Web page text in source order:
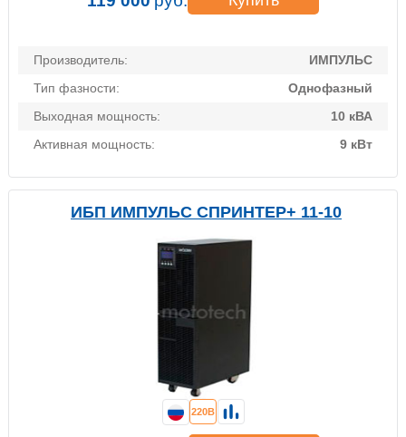
Производитель:
ИМПУЛЬС
Тип фазности:
Однофазный
Выходная мощность:
10 кВА
Активная мощность:
9 кВт
ИБП ИМПУЛЬС СПРИНТЕР+ 11-10
220В